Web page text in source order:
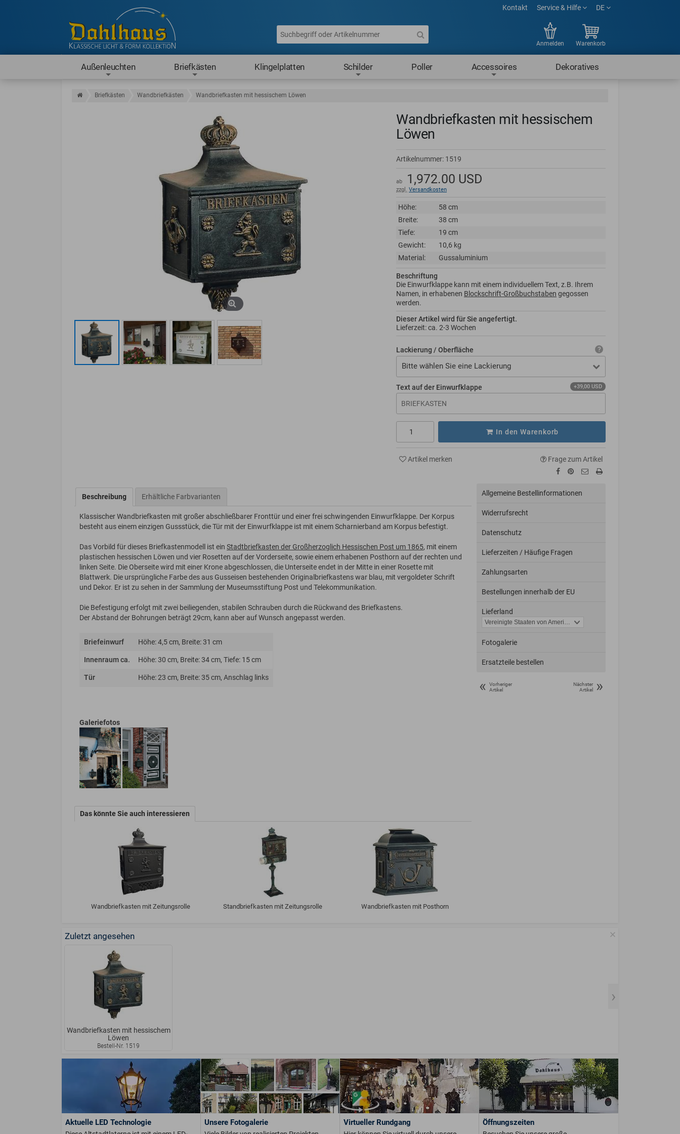
Kontakt Service & Hilfe DE
Anmelden Warenkorb
Außenleuchten Briefkästen Klingelplatten Schilder Poller Accessoires Dekoratives
Briefkästen Wandbriefkästen Wandbriefkasten mit hessischem Löwen
Wandbriefkasten mit hessischem
Löwen
Artikelnummer: 1519
ab 1,972.00 USD
zzgl. Versandkosten
Höhe:
58 cm
Breite:
38 cm
Tiefe:
19 cm
Gewicht:
10,6 kg
Material:
Gussaluminium
Beschriftung
Die Einwurfklappe kann mit einem individuellem Text, z.B. Ihrem
Namen, in erhabenen Blockschrift-Großbuchstaben gegossen
werden.
Dieser Artikel wird für Sie angefertigt.
Lieferzeit: ca. 2-3 Wochen
Lackierung / Oberfläche
Bitte wählen Sie eine Lackierung
Text auf der Einwurfklappe +39,00 USD
In den Warenkorb
Artikel merken Frage zum Artikel
Beschreibung Erhältliche Farbvarianten
Klassischer Wandbriefkasten mit großer abschließbarer Fronttür und einer frei schwingenden Einwurfklappe. Der Korpus
besteht aus einem einzigen Gussstück, die Tür mit der Einwurfklappe ist mit einem Scharnierband am Korpus befestigt.
Das Vorbild für dieses Briefkastenmodell ist ein Stadtbriefkasten der Großherzoglich Hessischen Post um 1865, mit einem
plastischen hessischen Löwen und vier Rosetten auf der Vorderseite, sowie einem erhabenen Posthorn auf der rechten und
linken Seite. Die Oberseite wird mit einer Krone abgeschlossen, die Unterseite endet in der Mitte in einer Rosette mit
Blattwerk. Die ursprüngliche Farbe des aus Gusseisen bestehenden Originalbriefkastens war blau, mit vergoldeter Schrift
und Dekor. Er ist zu sehen in der Sammlung der Museumsstiftung Post und Telekommunikation.
Die Befestigung erfolgt mit zwei beiliegenden, stabilen Schrauben durch die Rückwand des Briefkastens.
Der Abstand der Bohrungen beträgt 29cm, kann aber auf Wunsch angepasst werden.
Briefeinwurf Höhe: 4,5 cm, Breite: 31 cm
Innenraum ca. Höhe: 30 cm, Breite: 34 cm, Tiefe: 15 cm
Tür Höhe: 23 cm, Breite: 35 cm, Anschlag links
Galeriefotos
Das könnte Sie auch interessieren
Wandbriefkasten mit Zeitungsrolle Standbriefkasten mit Zeitungsrolle Wandbriefkasten mit Posthorn
Allgemeine Bestellinformationen
Widerrufsrecht
Datenschutz
Lieferzeiten / Häufige Fragen
Zahlungsarten
Bestellungen innerhalb der EU
Lieferland
Fotogalerie
Ersatzteile bestellen
«
Vorheriger
Artikel
Nächster
Artikel
»
Zuletzt angesehen
Wandbriefkasten mit hessischem
Löwen
Bestell-Nr. 1519
Aktuelle LED Technologie Unsere Fotogalerie Virtueller Rundgang Öffnungszeiten